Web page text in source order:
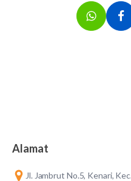
Alamat
Jl. Jambrut No.5, Kenari,